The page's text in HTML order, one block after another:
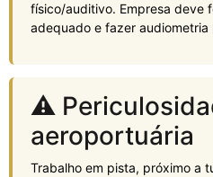
físico/auditivo. Empresa deve
adequado e fazer audiometria
⚠️
aeroportuária
Trabalho em pista, próximo a